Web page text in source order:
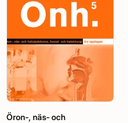
Öron-, näs- och